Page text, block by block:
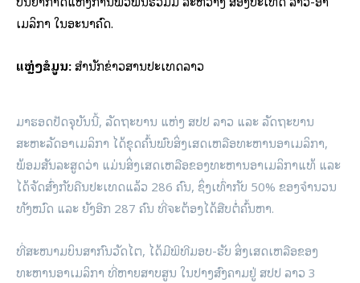
ເມລິກາ ໃນອະນາຄົດ.
ແຫຼ່ງຂໍ້ມູນ:ສຳນັກຂ່າວສານປະເທດລາວ
ມາຮອດປັດຈຸບັນນີ້, ລັດຖະບານ ແຫ່ງ ສປປ ລາວ ແລະ ລັດຖະບານ
ສະຫະລັດອາເມລິກາ ໄດ້ຂຸດຄົ້ນພົບສິ່ງເສດເຫລືອທະຫານອາເມລິກາ,
ພ້ອມສັນລະສູດວ່າ ແມ່ນສິ່ງເສດເຫລືອຂອງທະຫານອາເມລິກາແທ້ ແລະ
ໄດ້ຈັດສົ່ງກັບຄືນປະເທດແລ້ວ 286 ຄົນ, ຊຶ່ງເທົ່າກັບ 50% ຂອງຈໍານວນ
ທັງໝົດ ແລະ ຍັງອີກ 287 ຄົນ ທີ່ຈະຕ້ອງໄດ້ສືບຕໍ່ຄົ້ນຫາ.
ທີ່ສະໜາມບິນສາກົນວັດໄຕ, ໄດ້ມີພິທີມອບ-ຮັບ ສິ່ງເສດເຫລືອຂອງ
ທະຫານອາເມລິກາ ທີ່ຫາຍສາບສູນ ໃນປາງສົງຄາມຢູ່ ສປປ ລາວ 3